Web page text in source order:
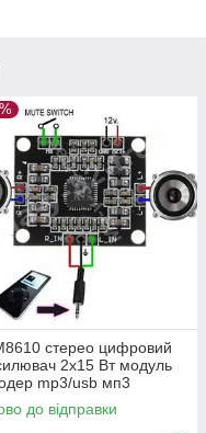
стерео цифровий
2x15 Вт модуль
mp3/usb мп3
до відправки